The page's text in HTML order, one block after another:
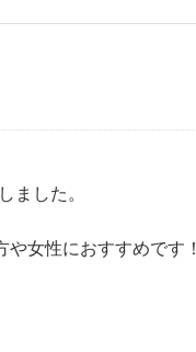
ました。
女性におすすめです！